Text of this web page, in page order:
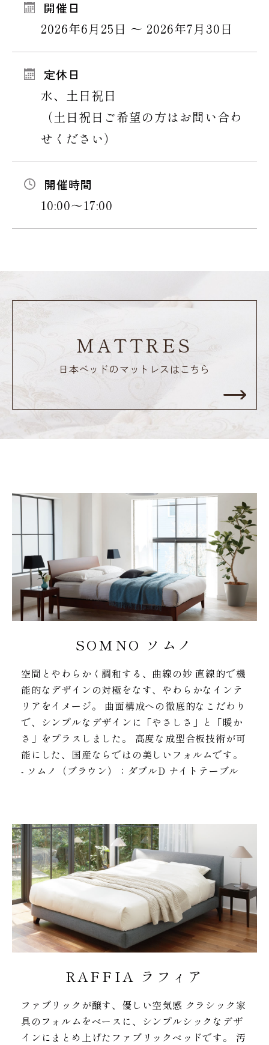
開催日
2026年6月25日 〜 2026年7月30日
定休日
水、土日祝日
（土日祝日ご希望の方はお問い合わ
せください）
開催時間
10:00〜17:00
MATTRES
日本ベッドのマットレスはこちら
SOMNO ソムノ
空間とやわらかく調和する、曲線の妙 直線的で機
能的なデザインの対極をなす、やわらかなインテ
リアをイメージ。 曲面構成への徹底的なこだわり
で、シンプルなデザインに「やさしさ」と「暖か
さ」をプラスしました。 高度な成型合板技術が可
能にした、国産ならではの美しいフォルムです。
- ソムノ（ブラウン）：ダブルD ナイトテーブル
RAFFIA ラフィア
ファブリックが醸す、優しい空気感 クラシック家
具のフォルムをベースに、シンプルシックなデザ
インにまとめ上げたファブリックベッドです。 汚